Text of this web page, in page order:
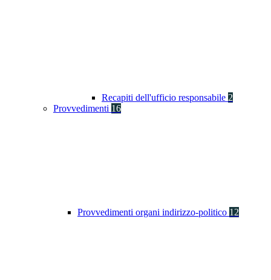
Recapiti dell'ufficio responsabile 2
Provvedimenti 16
Provvedimenti organi indirizzo-politico 12